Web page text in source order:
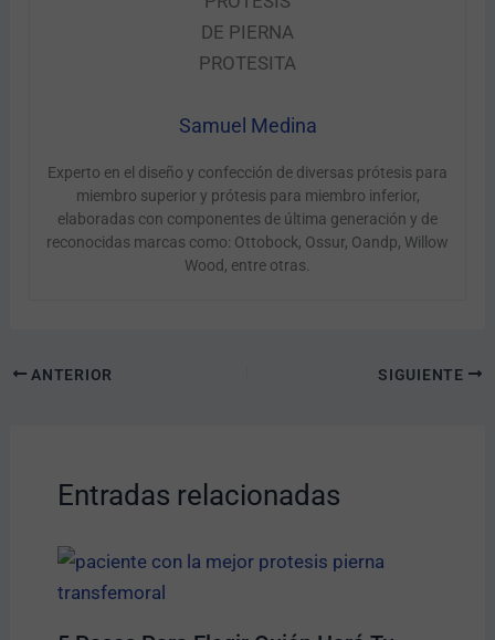
Samuel Medina
Experto en el diseño y confección de diversas prótesis para
miembro superior y prótesis para miembro inferior,
elaboradas con componentes de última generación y de
reconocidas marcas como: Ottobock, Ossur, Oandp, Willow
Wood, entre otras.
ANTERIOR SIGUIENTE
Entradas relacionadas